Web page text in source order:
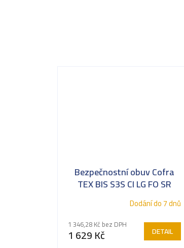
Bezpečnostní obuv Cofra
TEX BIS S3S CI LG FO SR
Dodání do 7 dnů
1 346,28 Kč bez DPH
1 629 Kč DETAIL